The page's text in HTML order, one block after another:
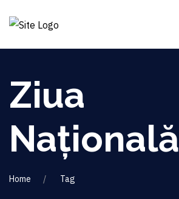
Ziua
Națională
Home Tag